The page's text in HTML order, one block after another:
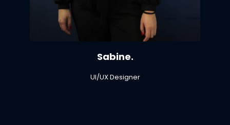
Sabine.
UI/UX Designer